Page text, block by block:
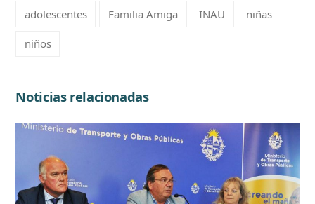
adolescentes Familia Amiga INAU niñas
niños
Noticias relacionadas